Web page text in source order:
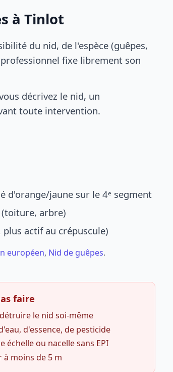
à Tinlot
du nid, de l'espèce (guêpes,
fixe librement son
décrivez le nid, un
toute intervention.
d'orange/jaune sur le 4ᵉ segment
arbre)
actif au crépuscule)
européen, Nid de guêpes.
faire
le nid soi-même
d'essence, de pesticide
échelle ou nacelle sans EPI
à moins de 5 m